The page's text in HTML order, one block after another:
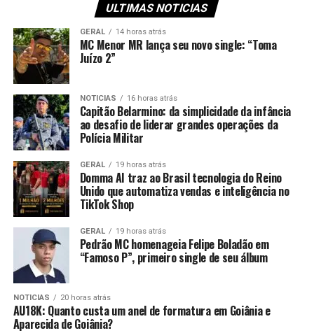
ULTIMAS NOTICIAS
GERAL 14 horas atrás
MC Menor MR lança seu novo single: “Toma
Juízo 2”
NOTICIAS 16 horas atrás
Capitão Belarmino: da simplicidade da infância
ao desafio de liderar grandes operações da
Polícia Militar
GERAL 19 horas atrás
Domma AI traz ao Brasil tecnologia do Reino
Unido que automatiza vendas e inteligência no
TikTok Shop
GERAL 19 horas atrás
Pedrão MC homenageia Felipe Boladão em
“Famoso P”, primeiro single de seu álbum
NOTICIAS 20 horas atrás
AU18K: Quanto custa um anel de formatura em Goiânia e
Aparecida de Goiânia?